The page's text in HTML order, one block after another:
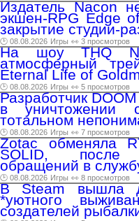
Издатель Nacon
экшен-RPG Edge
закрытие студии-
🕑 08.08.2026 Игры 👀 3 просмотров
На шоу THQ
атмосферный
Eternal Life of
🕑 08.08.2026 Игры 👀 5 просмотров
Разработчик
в уничтожении
тотальном
🕑 08.08.2026 Игры 👀 7 просмотров
Zotac обменяла
SOLID, после
обращений в
🕑 08.08.2026 Игры 👀 8 просмотров
В Steam вышла
*уютного
создателей